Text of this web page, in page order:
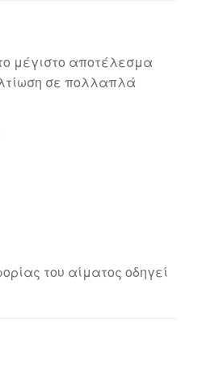
μέγιστο αποτέλεσμα
σε πολλαπλά
του αίματος οδηγεί